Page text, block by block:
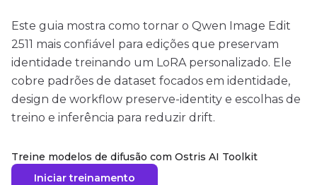
Este guia mostra como tornar o Qwen Image Edit
2511 mais confiável para edições que preservam
identidade treinando um LoRA personalizado. Ele
cobre padrões de dataset focados em identidade,
design de workflow preserve-identity e escolhas de
treino e inferência para reduzir drift.
Treine modelos de difusão com Ostris AI Toolkit
Iniciar treinamento